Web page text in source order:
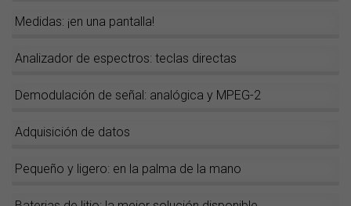
Medidas: ¡en una pantalla!
Analizador de espectros: teclas directas
Demodulación de señal: analógica y MPEG-2
Adquisición de datos
Pequeño y ligero: en la palma de la mano